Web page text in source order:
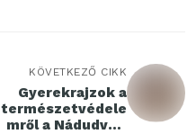
KÖVETKEZŐ CIKK
Gyerekrajzok a
természetvédele
mről a Nádudvari